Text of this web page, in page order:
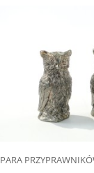
PARA